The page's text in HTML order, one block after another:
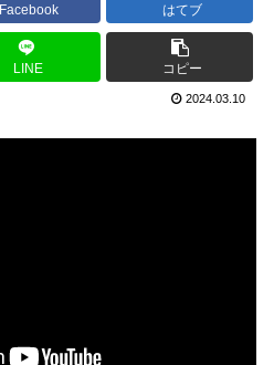
Facebook はてブ
LINE コピー
2024.03.10